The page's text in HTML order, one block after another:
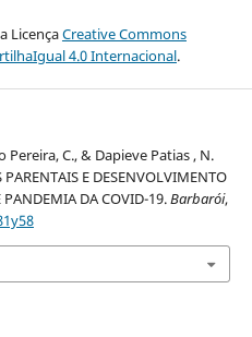
LicençaCreative Commons
4.0 Internacional.
Pereira, C., & Dapieve Patias , N.
E DESENVOLVIMENTO
PANDEMIA DA COVID-19.Barbarói,